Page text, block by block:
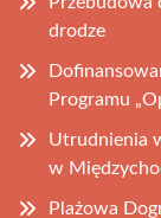
drodze
Programu
Utrudnienia
w
Plażowa